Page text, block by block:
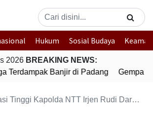
Hukum Sosial Budaya
2026 BREAKING NEWS:
Terdampak Banjir di Padang
Gempa
NTT Irjen Rudi Darmoko untuk AKP Fridinari Kameo, Melati Pagar Bangsa Penjaga Harapan Perempuan dan Anak